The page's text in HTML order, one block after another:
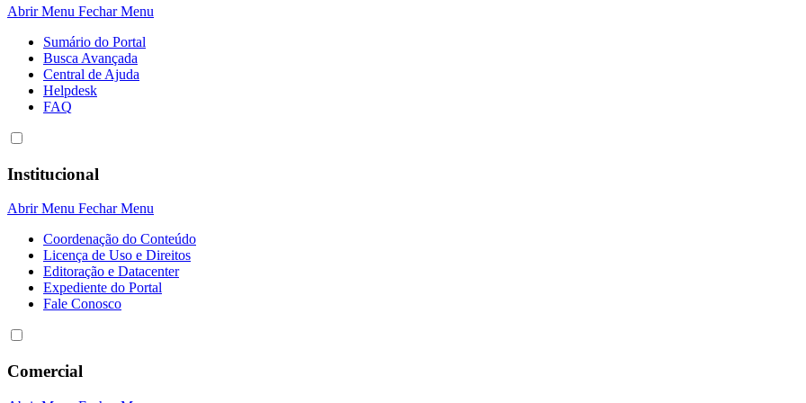
Abrir Menu Fechar Menu
Sumário do Portal
Busca Avançada
Central de Ajuda
Helpdesk
FAQ
Institucional
Abrir Menu Fechar Menu
Coordenação do Conteúdo
Licença de Uso e Direitos
Editoração e Datacenter
Expediente do Portal
Fale Conosco
Comercial